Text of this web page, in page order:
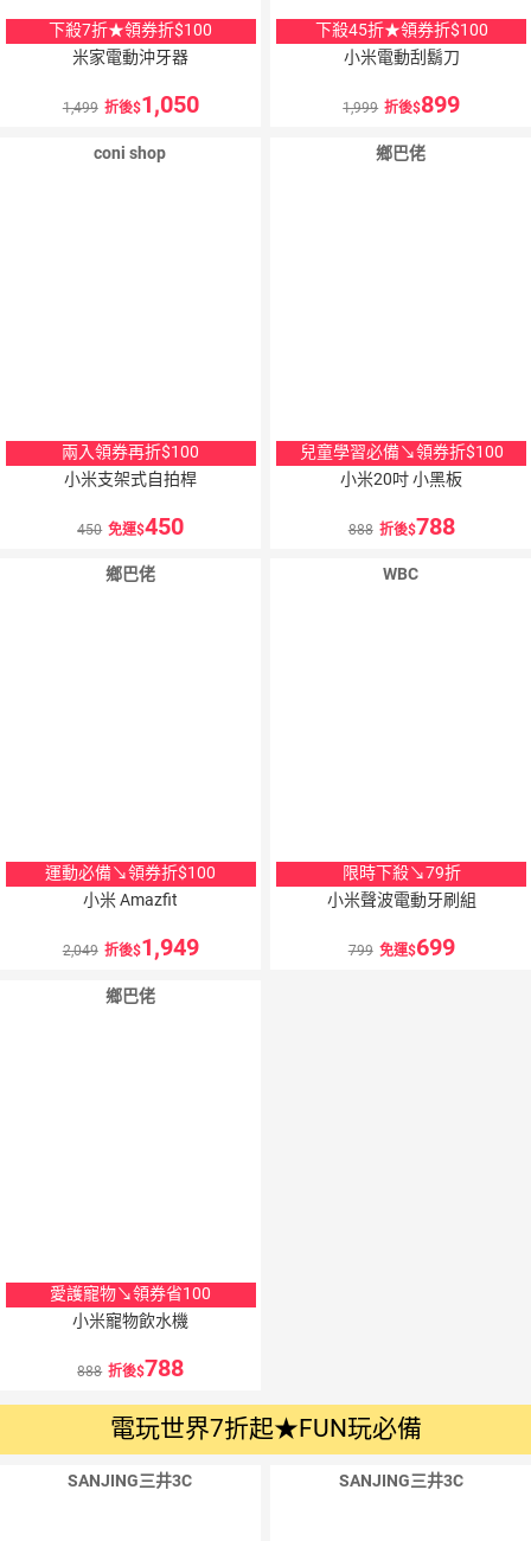
下殺7折★領券折$100
米家電動沖牙器
1,499 折後 1,050
下殺45折★領券折$100
小米電動刮鬍刀
1,999 折後 899
coni shop
兩入領券再折$100
小米支架式自拍桿
450 免運 450
鄉巴佬
兒童學習必備↘領券折$100
小米20吋 小黑板
888 折後 788
鄉巴佬
運動必備↘領券折$100
小米 Amazfit
2,049 折後 1,949
WBC
限時下殺↘79折
小米聲波電動牙刷組
799 免運 699
鄉巴佬
愛護寵物↘領券省100
小米寵物飲水機
888 折後 788
電玩世界7折起★FUN玩必備
SANJING三井3C SANJING三井3C